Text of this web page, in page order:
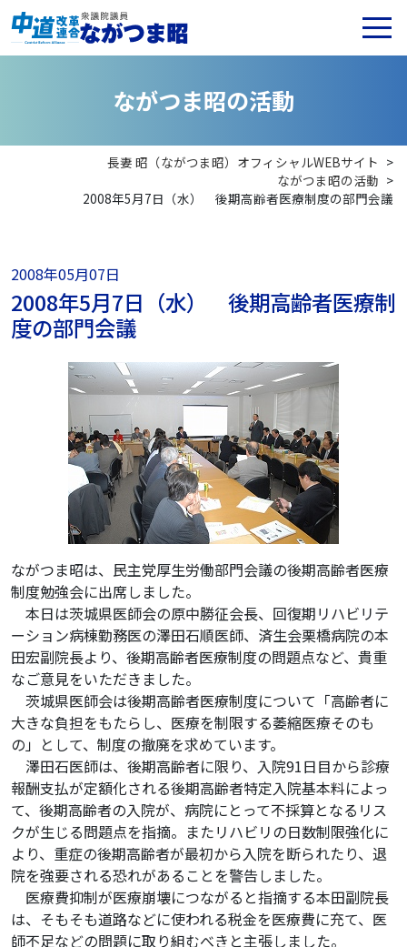
ながつま昭の活動
長妻 昭（ながつま昭）オフィシャルWEBサイト >
ながつま昭の活動 >
2008年5月7日（水） 後期高齢者医療制度の部門会議
2008年05月07日
2008年5月7日（水） 後期高齢者医療制
度の部門会議
ながつま昭は、民主党厚生労働部門会議の後期高齢者医療
制度勉強会に出席しました。
本日は茨城県医師会の原中勝征会長、回復期リハビリテ
ーション病棟勤務医の澤田石順医師、済生会栗橋病院の本
田宏副院長より、後期高齢者医療制度の問題点など、貴重
なご意見をいただきました。
茨城県医師会は後期高齢者医療制度について「高齢者に
大きな負担をもたらし、医療を制限する萎縮医療そのも
の」として、制度の撤廃を求めています。
澤田石医師は、後期高齢者に限り、入院91日目から診療
報酬支払が定額化される後期高齢者特定入院基本料によっ
て、後期高齢者の入院が、病院にとって不採算となるリス
クが生じる問題点を指摘。またリハビリの日数制限強化に
より、重症の後期高齢者が最初から入院を断られたり、退
院を強要される恐れがあることを警告しました。
医療費抑制が医療崩壊につながると指摘する本田副院長
は、そもそも道路などに使われる税金を医療費に充て、医
師不足などの問題に取り組むべきと主張しました。